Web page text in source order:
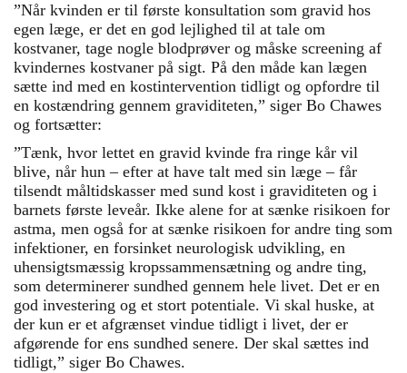
”Når kvinden er til første konsultation som gravid hos
egen læge, er det en god lejlighed til at tale om
kostvaner, tage nogle blodprøver og måske screening af
kvindernes kostvaner på sigt. På den måde kan lægen
sætte ind med en kostintervention tidligt og opfordre til
en kostændring gennem graviditeten,” siger Bo Chawes
og fortsætter:
”Tænk, hvor lettet en gravid kvinde fra ringe kår vil
blive, når hun – efter at have talt med sin læge – får
tilsendt måltidskasser med sund kost i graviditeten og i
barnets første leveår. Ikke alene for at sænke risikoen for
astma, men også for at sænke risikoen for andre ting som
infektioner, en forsinket neurologisk udvikling, en
uhensigtsmæssig kropssammensætning og andre ting,
som determinerer sundhed gennem hele livet. Det er en
god investering og et stort potentiale. Vi skal huske, at
der kun er et afgrænset vindue tidligt i livet, der er
afgørende for ens sundhed senere. Der skal sættes ind
tidligt,” siger Bo Chawes.